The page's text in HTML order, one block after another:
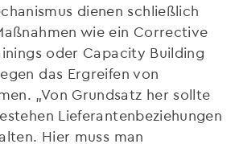
dienen schließlich
wie ein Corrective
oder Capacity Building
das Ergreifen von
„Von Grundsatz her sollte
Lieferantenbeziehungen
Hier muss man